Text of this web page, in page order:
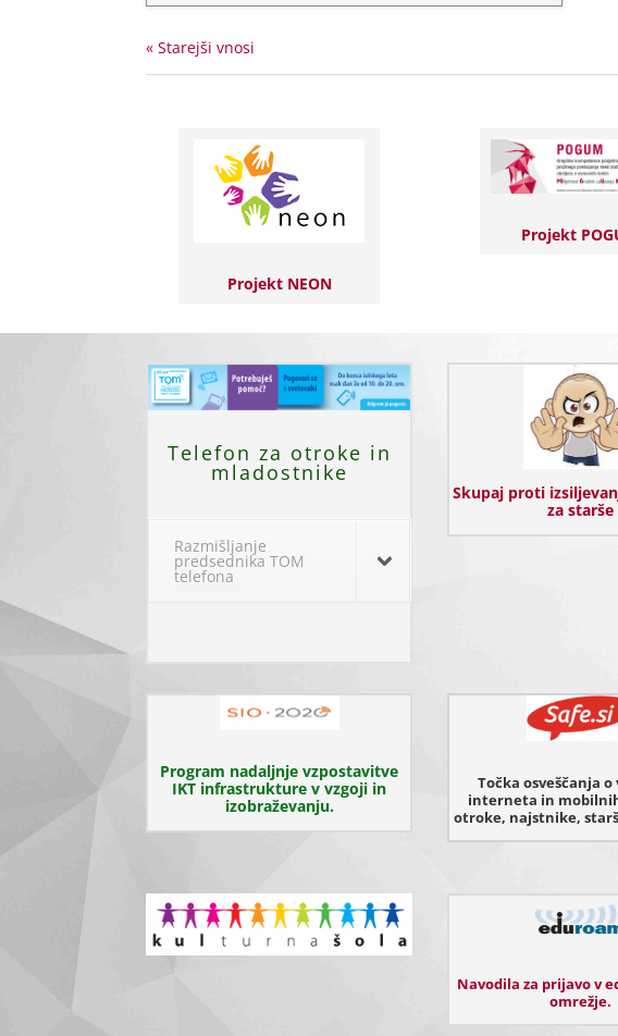
« Starejši vnosi
Projekt NEON
Projekt
Telefon za otroke in
mladostnike
Razmišljanje
predsednika TOM
telefona
Skupaj proti
za starše
Program nadaljnje vzpostavitve
IKT infrastrukture v vzgoji in
izobraževanju.
Točka osveščanja
interneta in
otroke, najstnike,
Navodila za prijavo v
omrežje.